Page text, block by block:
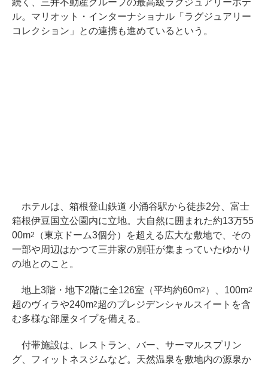
ル。マリオット・インターナショナル「ラグジュアリー
コレクション」との連携も進めているという。
ホテルは、箱根登山鉄道 小涌谷駅から徒歩2分、富士
箱根伊豆国立公園内に立地。大自然に囲まれた約13万55
00m2
（東京ドーム3個分）を超える広大な敷地で、その
一部や周辺はかつて三井家の別荘が集まっていたゆかり
の地とのこと。
地上3階・地下2階に全126室（平均約60m2 ）、100m2
超のヴィラや240m2超のプレジデンシャルスイートを含
む多様な部屋タイプを備える。
付帯施設は、レストラン、バー、サーマルスプリン
グ、フィットネスジムなど。天然温泉を敷地内の源泉か